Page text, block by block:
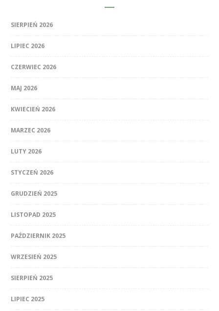
SIERPIEŃ 2026
LIPIEC 2026
CZERWIEC 2026
MAJ 2026
KWIECIEŃ 2026
MARZEC 2026
LUTY 2026
STYCZEŃ 2026
GRUDZIEŃ 2025
LISTOPAD 2025
PAŹDZIERNIK 2025
WRZESIEŃ 2025
SIERPIEŃ 2025
LIPIEC 2025